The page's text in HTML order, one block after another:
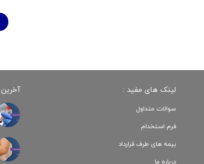
لینک های مفید :
سوالات متداول
فرم استخدام
بیمه های طرف قرارداد
درباره ما